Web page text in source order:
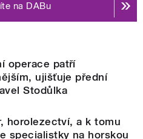
na DABu
operace patří
ujišťuje přední
Stodůlka
horolezectví, a k tomu
specialistky na horskou